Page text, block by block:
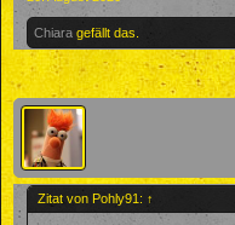
Chiara gefällt das.
Zitat von Pohly91: ↑